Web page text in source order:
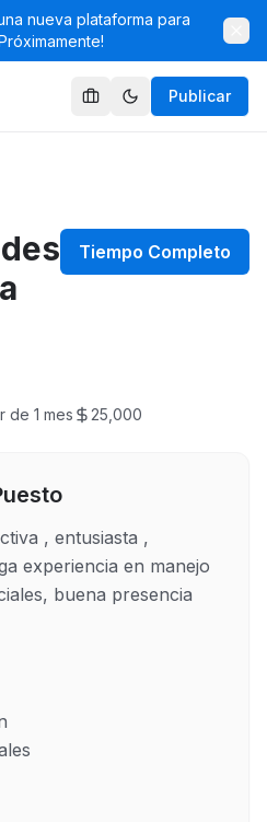
nueva plataforma para
Publicar
Tiempo Completo
de 1 mes 25,000
, entusiasta ,
experiencia en manejo
buena presencia